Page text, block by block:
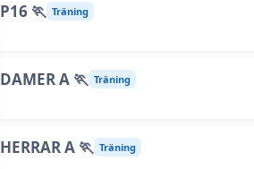
P16 🏃 Träning
DAMER A 🏃 Träning
HERRAR A 🏃 Träning